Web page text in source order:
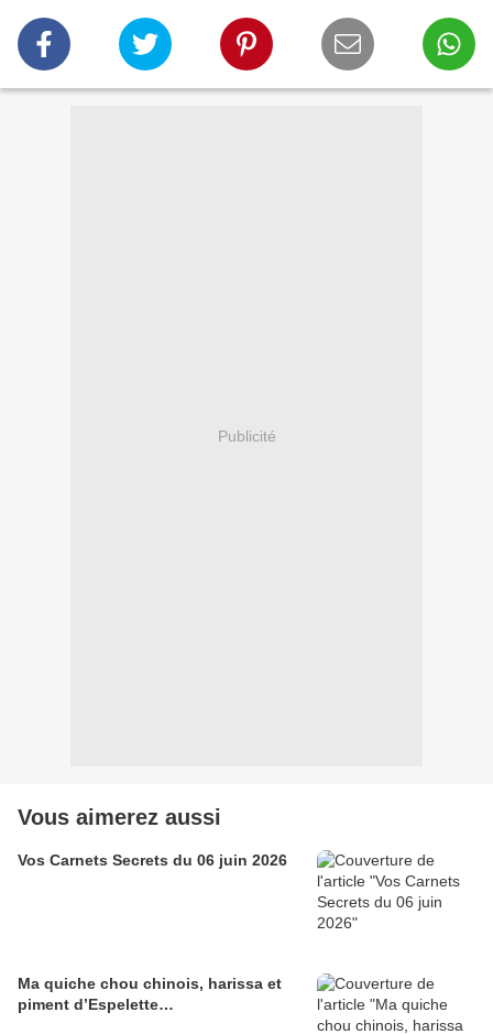
Publicité
Vous aimerez aussi
Vos Carnets Secrets du 06 juin 2026
Ma quiche chou chinois, harissa et
piment d’Espelette…